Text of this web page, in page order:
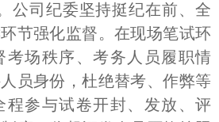
公司纪委坚持挺纪在前、全
节强化监督。在现场笔试环
考场秩序、考务人员履职情
员身份，杜绝替考、作弊等
程参与试卷开封、发放、评